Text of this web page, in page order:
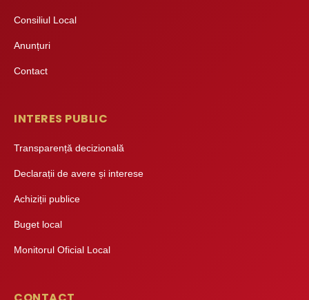
Consiliul Local
Anunțuri
Contact
INTERES PUBLIC
Transparență decizională
Declarații de avere și interese
Achiziții publice
Buget local
Monitorul Oficial Local